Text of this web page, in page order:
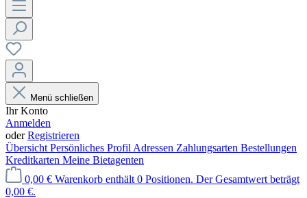
Menü schließen
Ihr Konto
Anmelden
oderRegistrieren
Übersicht Persönliches Profil Adressen Zahlungsarten Bestellungen
Kreditkarten Meine Bietagenten
0,00 € Warenkorb enthält 0 Positionen. Der Gesamtwert beträgt
0,00 €.